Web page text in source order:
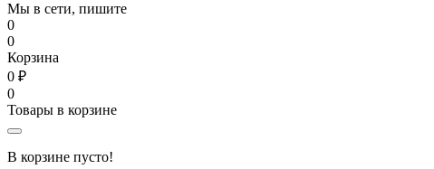
Мы в сети, пишите
0
0
Корзина
0 ₽
0
Товары в корзине
В корзине пусто!